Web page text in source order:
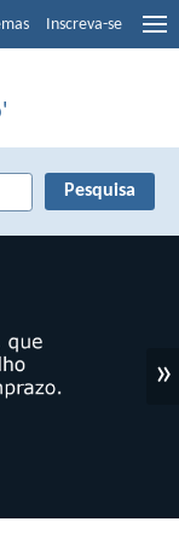
Inscreva-se
»